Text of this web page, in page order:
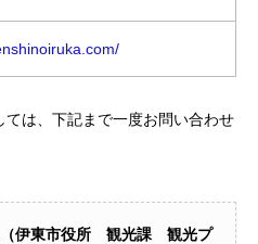
は、下記まで一度お問い合わせ
（伊東市役所 観光課 観光プ